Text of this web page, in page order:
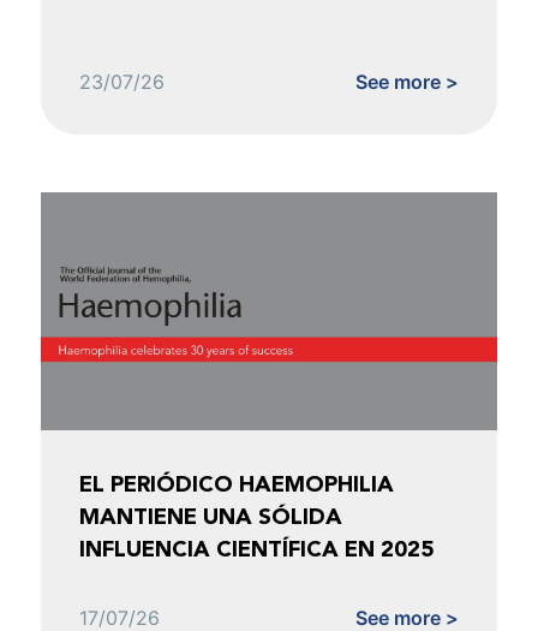
23/07/26 See more >
EL PERIÓDICO HAEMOPHILIA
MANTIENE UNA SÓLIDA
INFLUENCIA CIENTÍFICA EN 2025
17/07/26 See more >